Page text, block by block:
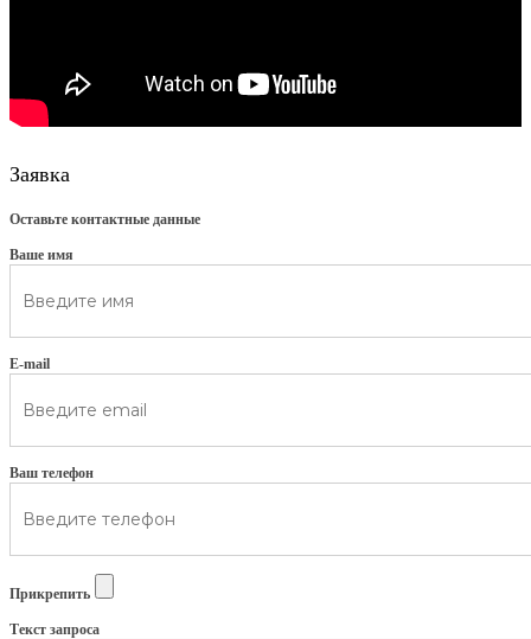
Заявка
Оставьте контактные данные
Ваше имя
E-mail
Ваш телефон
Прикрепить
Текст запроса